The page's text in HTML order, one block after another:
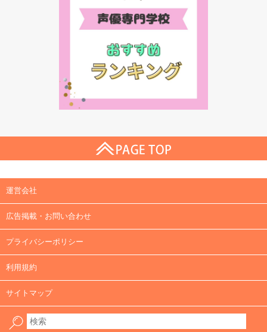
運営会社
広告掲載・お問い合わせ
プライバシーポリシー
利用規約
サイトマップ